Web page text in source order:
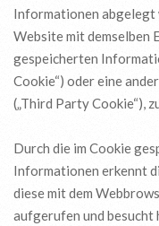
Informationen abgelegt
Website mit demselben
gespeicherten
Cookie“) oder eine
(„Third Party Cookie“),
Durch die im Cookie
Informationen erkennt
diese mit dem
aufgerufen und